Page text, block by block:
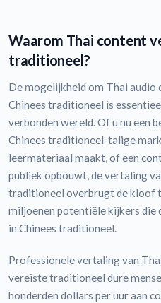
Waarom Thai content
traditioneel?
De mogelijkheid om Thai
Chinees traditioneel is
verbonden wereld. Of u nu een
Chinees traditioneel-talige
leermateriaal maakt, of een
publiek opbouwt, de vertaling
traditioneel overbrugt de kloof
miljoenen potentiële kijkers die
in Chinees traditioneel.
Professionele vertaling van
vereiste traditioneel dure
honderden dollars per uur aan